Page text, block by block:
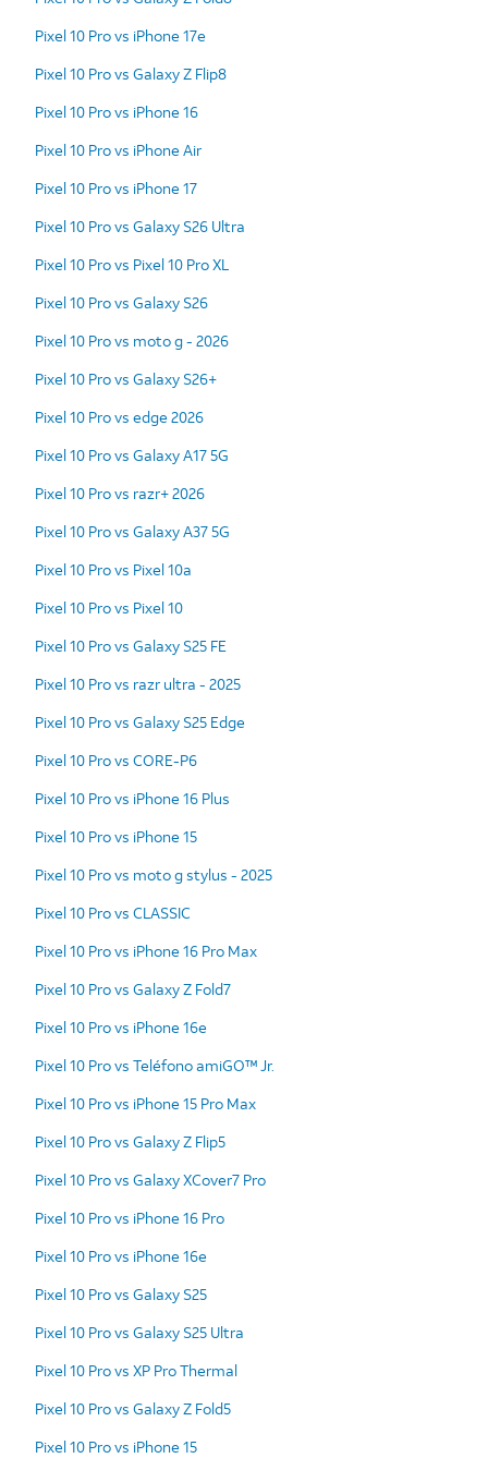
Pixel 10 Pro vs iPhone 17e
Pixel 10 Pro vs Galaxy Z Flip8
Pixel 10 Pro vs iPhone 16
Pixel 10 Pro vs iPhone Air
Pixel 10 Pro vs iPhone 17
Pixel 10 Pro vs Galaxy S26 Ultra
Pixel 10 Pro vs Pixel 10 Pro XL
Pixel 10 Pro vs Galaxy S26
Pixel 10 Pro vs moto g - 2026
Pixel 10 Pro vs Galaxy S26+
Pixel 10 Pro vs edge 2026
Pixel 10 Pro vs Galaxy A17 5G
Pixel 10 Pro vs razr+ 2026
Pixel 10 Pro vs Galaxy A37 5G
Pixel 10 Pro vs Pixel 10a
Pixel 10 Pro vs Pixel 10
Pixel 10 Pro vs Galaxy S25 FE
Pixel 10 Pro vs razr ultra - 2025
Pixel 10 Pro vs Galaxy S25 Edge
Pixel 10 Pro vs CORE-P6
Pixel 10 Pro vs iPhone 16 Plus
Pixel 10 Pro vs iPhone 15
Pixel 10 Pro vs moto g stylus - 2025
Pixel 10 Pro vs CLASSIC
Pixel 10 Pro vs iPhone 16 Pro Max
Pixel 10 Pro vs Galaxy Z Fold7
Pixel 10 Pro vs iPhone 16e
Pixel 10 Pro vs Teléfono amiGO™ Jr.
Pixel 10 Pro vs iPhone 15 Pro Max
Pixel 10 Pro vs Galaxy Z Flip5
Pixel 10 Pro vs Galaxy XCover7 Pro
Pixel 10 Pro vs iPhone 16 Pro
Pixel 10 Pro vs iPhone 16e
Pixel 10 Pro vs Galaxy S25
Pixel 10 Pro vs Galaxy S25 Ultra
Pixel 10 Pro vs XP Pro Thermal
Pixel 10 Pro vs Galaxy Z Fold5
Pixel 10 Pro vs iPhone 15